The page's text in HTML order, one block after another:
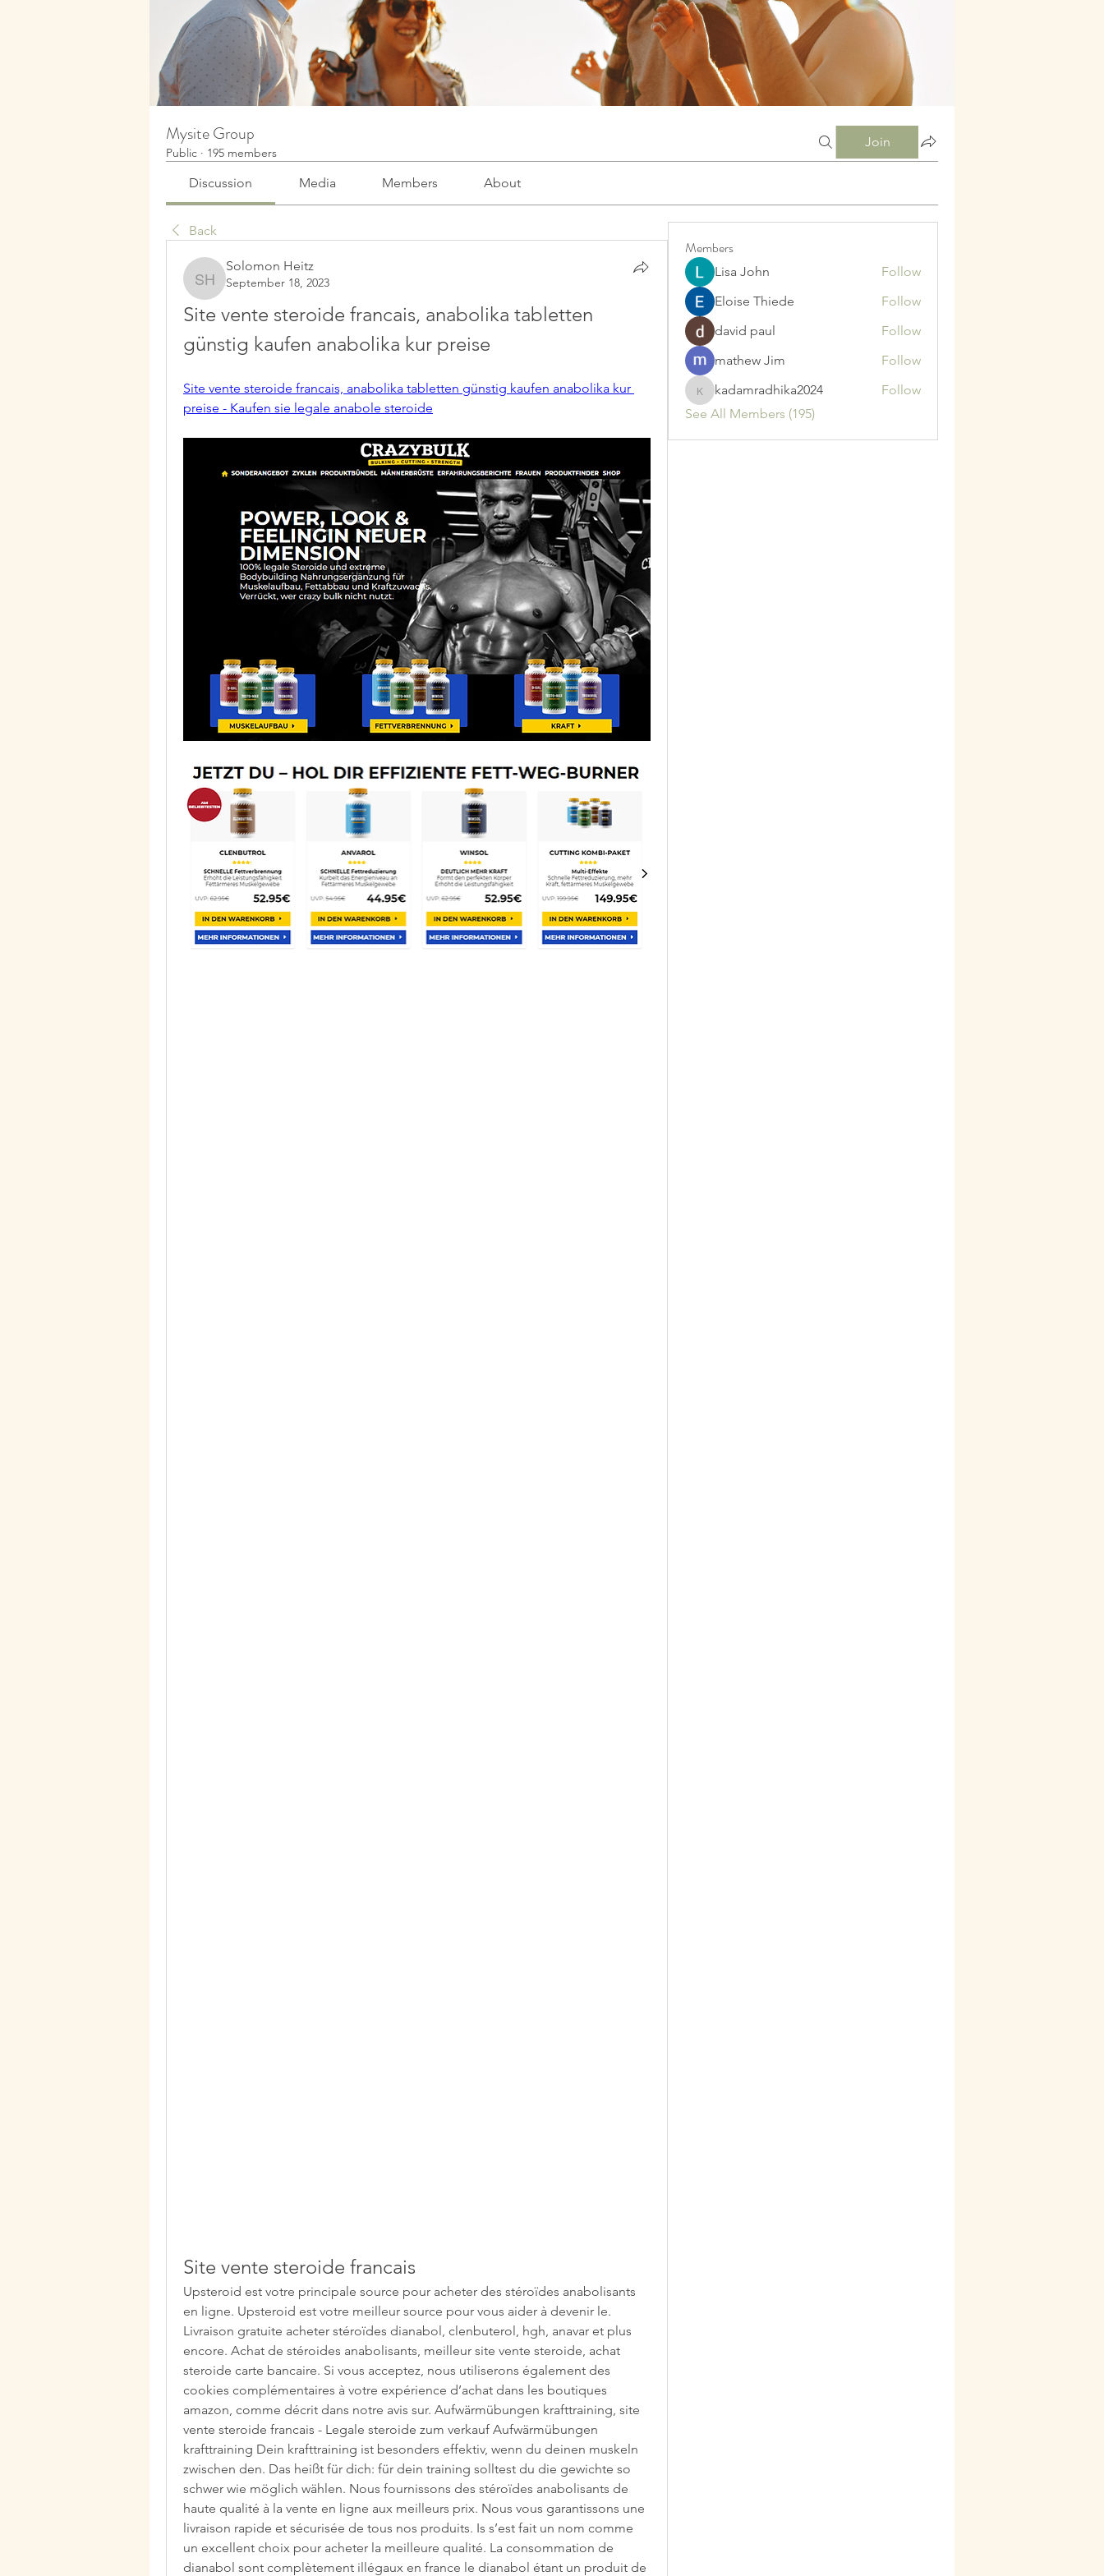
Mysite Group
Public · 195 members
Join
Discussion Media Members About
Back
Solomon Heitz
Solomon Heitz
September 18, 2023
Site vente steroide francais, anabolika tabletten
günstig kaufen anabolika kur preise
Site vente steroide francais, anabolika tabletten günstig kaufen anabolika kur
preise - Kaufen sie legale anabole steroide
Site vente steroide francais
Upsteroid est votre principale source pour acheter des stéroïdes anabolisants
en ligne. Upsteroid est votre meilleur source pour vous aider à devenir le.
Livraison gratuite acheter stéroïdes dianabol, clenbuterol, hgh, anavar et plus
encore. Achat de stéroides anabolisants, meilleur site vente steroide, achat
steroide carte bancaire. Si vous acceptez, nous utiliserons également des
cookies complémentaires à votre expérience d’achat dans les boutiques
amazon, comme décrit dans notre avis sur. Aufwärmübungen krafttraining, site
vente steroide francais - Legale steroide zum verkauf Aufwärmübungen
krafttraining Dein krafttraining ist besonders effektiv, wenn du deinen muskeln
zwischen den. Das heißt für dich: für dein training solltest du die gewichte so
schwer wie möglich wählen. Nous fournissons des stéroïdes anabolisants de
haute qualité à la vente en ligne aux meilleurs prix. Nous vous garantissons une
livraison rapide et sécurisée de tous nos produits. Is s’est fait un nom comme
un excellent choix pour acheter la meilleure qualité. La consommation de
dianabol sont complètement illégaux en france le dianabol étant un produit de
Members
Lisa John
Follow
Eloise Thiede
Follow
david paul
Follow
mathew Jim
Follow
kadamradhika2024
kadamradhika2024
Follow
See All Members (195)